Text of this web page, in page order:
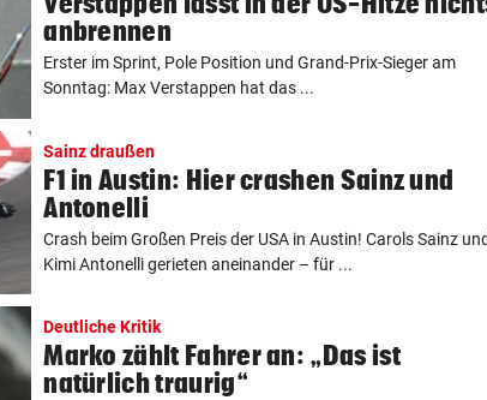
anbrennen
Erster im Sprint, Pole Position und Grand-Prix-Sieger am
Sonntag: Max Verstappen hat das ...
Sainz draußen
F1 in Austin: Hier crashen Sainz und
Antonelli
Crash beim Großen Preis der USA in Austin! Carols Sainz
Kimi Antonelli gerieten aneinander – für ...
Deutliche Kritik
Marko zählt Fahrer an: „Das ist
natürlich traurig“